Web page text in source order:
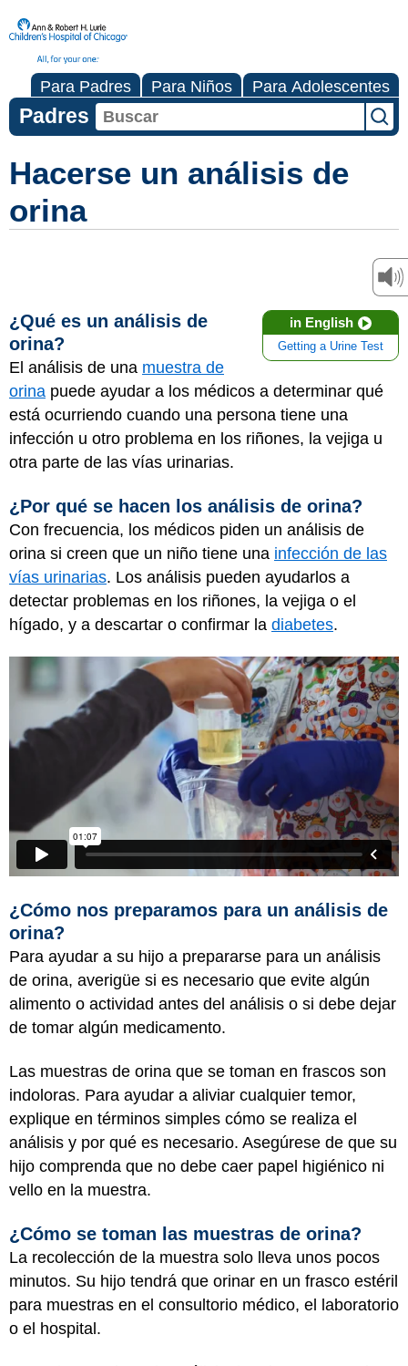
Para Padres Para Niños Para Adolescentes
Padres
Hacerse un análisis de
orina
in English
Getting a Urine Test
¿Qué es un análisis de
orina?
El análisis de una muestra de
orina puede ayudar a los médicos a determinar qué
está ocurriendo cuando una persona tiene una
infección u otro problema en los riñones, la vejiga u
otra parte de las vías urinarias.
¿Por qué se hacen los análisis de orina?
Con frecuencia, los médicos piden un análisis de
orina si creen que un niño tiene una infección de las
vías urinarias. Los análisis pueden ayudarlos a
detectar problemas en los riñones, la vejiga o el
hígado, y a descartar o confirmar la diabetes.
¿Cómo nos preparamos para un análisis de
orina?
Para ayudar a su hijo a prepararse para un análisis
de orina, averigüe si es necesario que evite algún
alimento o actividad antes del análisis o si debe dejar
de tomar algún medicamento.
Las muestras de orina que se toman en frascos son
indoloras. Para ayudar a aliviar cualquier temor,
explique en términos simples cómo se realiza el
análisis y por qué es necesario. Asegúrese de que su
hijo comprenda que no debe caer papel higiénico ni
vello en la muestra.
¿Cómo se toman las muestras de orina?
La recolección de la muestra solo lleva unos pocos
minutos. Su hijo tendrá que orinar en un frasco estéril
para muestras en el consultorio médico, el laboratorio
o el hospital.